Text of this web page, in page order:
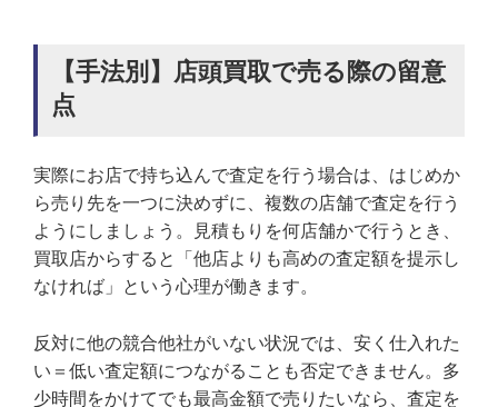
【手法別】店頭買取で売る際の留意
点
実際にお店で持ち込んで査定を行う場合は、はじめか
ら売り先を一つに決めずに、複数の店舗で査定を行う
ようにしましょう。見積もりを何店舗かで行うとき、
買取店からすると「他店よりも高めの査定額を提示し
なければ」という心理が働きます。
反対に他の競合他社がいない状況では、安く仕入れた
い＝低い査定額につながることも否定できません。多
少時間をかけてでも最高金額で売りたいなら、査定を